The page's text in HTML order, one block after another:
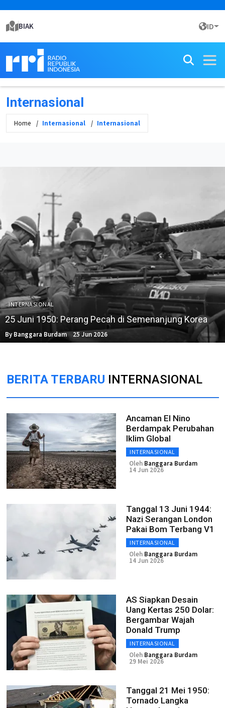
BIAK ID
Internasional
Home Internasional Internasional
INTERNASIONAL
25 Juni 1950: Perang Pecah di Semenanjung Korea
By Banggara Burdam 25 Jun 2026
BERITA TERBARU INTERNASIONAL
Ancaman El Nino
Berdampak Perubahan
Iklim Global
INTERNASIONAL
Oleh Banggara Burdam
14 Jun 2026
Tanggal 13 Juni 1944:
Nazi Serangan London
Pakai Bom Terbang V1
INTERNASIONAL
Oleh Banggara Burdam
14 Jun 2026
AS Siapkan Desain
Uang Kertas 250 Dolar:
Bergambar Wajah
Donald Trump
INTERNASIONAL
Oleh Banggara Burdam
29 Mei 2026
Tanggal 21 Mei 1950:
Tornado Langka